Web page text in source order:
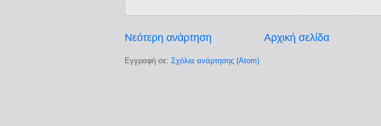
Νεότερη ανάρτηση Αρχική σελίδα
Εγγραφή σε: Σχόλια ανάρτησης (Atom)